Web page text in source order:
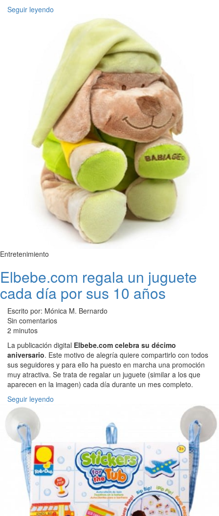
Seguir leyendo
Entretenimiento
Elbebe.com regala un juguete
cada día por sus 10 años
Escrito por: Mónica M. Bernardo
Sin comentarios
2 minutos
La publicación digital Elbebe.com celebra su décimo
aniversario. Este motivo de alegría quiere compartirlo con todos
sus seguidores y para ello ha puesto en marcha una promoción
muy atractiva. Se trata de regalar un juguete (similar a los que
aparecen en la imagen) cada día durante un mes completo.
Seguir leyendo